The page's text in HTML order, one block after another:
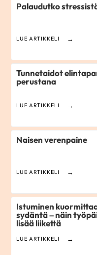
Palaudutko
LUE ARTIKKELI
Tunne­taidot
perustana
LUE ARTIKKELI
Naisen verenpaine
LUE ARTIKKELI
Istuminen
sydäntä – näin
lisää liikettä
LUE ARTIKKELI